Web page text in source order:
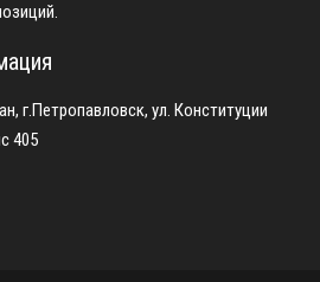
г.Петропавловск, ул. Конституции
405